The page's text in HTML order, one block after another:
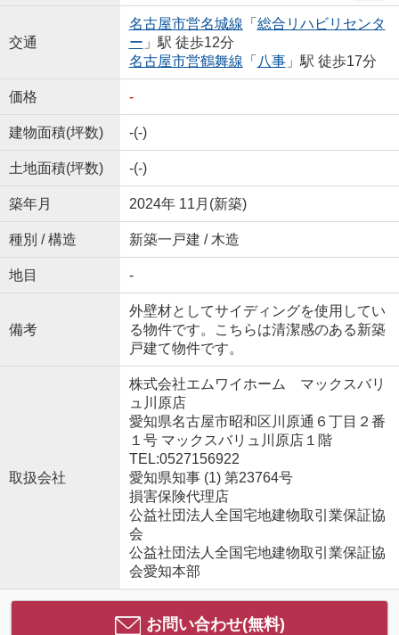
交通
名古屋市営名城線 「 総合リハビリセンタ
ー 」駅 徒歩12分
名古屋市営鶴舞線 「 八事」駅 徒歩17分
価格 -
建物面積(坪数) -(-)
土地面積(坪数) -(-)
築年月 2024年 11月(新築)
種別 / 構造 新築一戸建 / 木造
地目 -
備考
外壁材としてサイディングを使用してい
る物件です。こちらは清潔感のある新築
戸建て物件です。
取扱会社
株式会社エムワイホーム マックスバリ
ュ川原店
愛知県名古屋市昭和区川原通６丁目２番
１号 マックスバリュ川原店１階
TEL:0527156922
愛知県知事 (1) 第23764号
損害保険代理店
公益社団法人全国宅地建物取引業保証協
会
公益社団法人全国宅地建物取引業保証協
会愛知本部
お問い合わせ(無料)